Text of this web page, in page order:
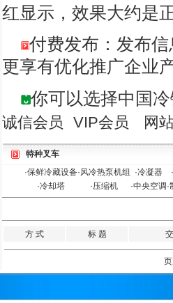
红显示，效果大约是
付费发布：发布
更享有优化推广企业
你可以选择中国
诚信会员 VIP会员 网
特种叉车
·保鲜冷藏设备·风冷热泵机组 ·冷凝器
·
·冷却塔 ·压缩机 ·中央空调 ·
方 式 标 题